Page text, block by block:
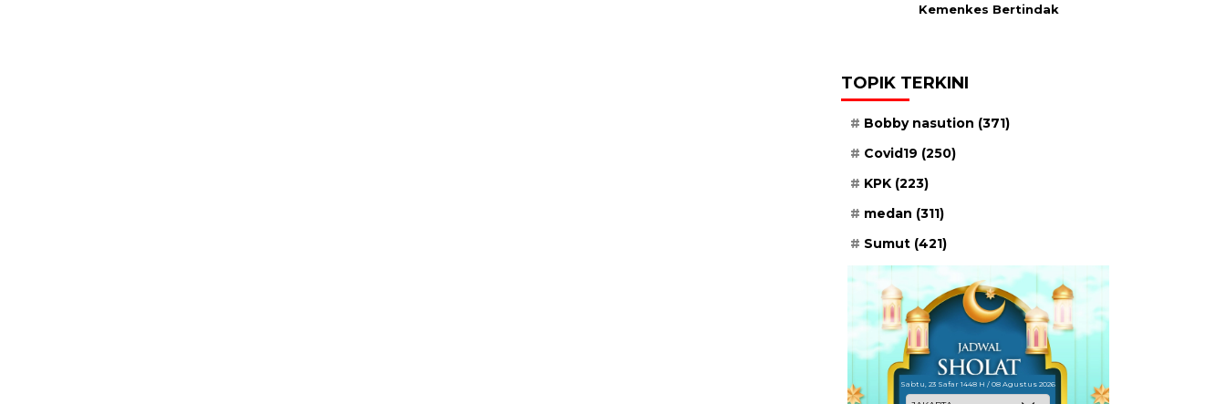
Kemenkes Bertindak
TOPIK TERKINI
Bobby nasution (371)
Covid19 (250)
KPK (223)
medan (311)
Sumut (421)
Sabtu, 23 Safar 1448 H / 08 Agustus 2026